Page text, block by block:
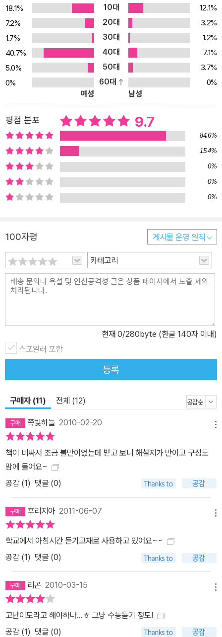
18.1% 10대
12.1%
7.2%
20대
3.2%
1.7%
30대
1.2%
40.7%
40대
7.1%
5.0%
50대
3.7%
0%
60대
0%
여성
남성
평점 분포 9.7
84.6%
15.4%
0%
0%
0%
100자평 게시물 운영 원칙
카테고리
현재 0/280byte (한글 140자 이내)
스포일러 포함
등록
구매자 (11) 전체 (12)
쪽빛하늘 2010-02-20
책이 비싸서 조금 불만이었는데 받고 보니 해설지가 반이고 구성도
맘에 들어요~
공감 (1) 댓글 (0)
후리지아2011-06-07
학교에서 아침시간 듣기교재로 사용하고 있어요~~
공감 (1) 댓글 (0)
리곤 2010-03-15
고난이도라고 해야하나...ㅎ 그냥 수능듣기 정도!
공감 (1) 댓글 (0)